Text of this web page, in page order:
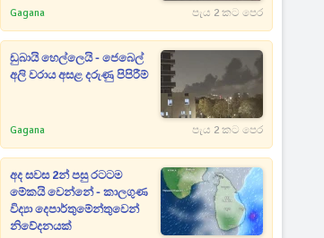
Gagana පැය 2 කට පෙර
ඩුබායි හෙල්ලෙයි - ජෙබෙල්
අලි වරාය අසළ දරුණු පිපිරීම්
Gagana පැය 2 කට පෙර
අද සවස 2න් පසු රටටම
මේකයි වෙන්නේ - කාලගුණ
විද්‍යා දෙපාර්තුමේන්තුවෙන්
නිවේදනයක්